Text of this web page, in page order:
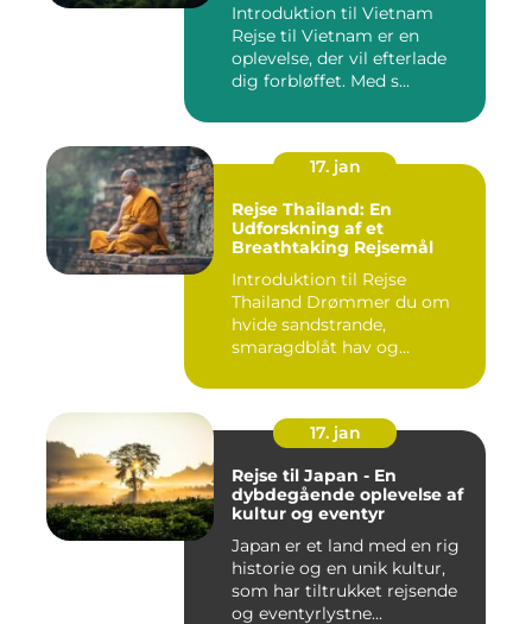
Introduktion til Vietnam
Rejse til Vietnam er en
oplevelse, der vil efterlade
dig forbløffet. Med s...
17. jan
Rejse Thailand: En
Udforskning af et
Breathtaking Rejsemål
Introduktion til Rejse
Thailand Drømmer du om
hvide sandstrande,
smaragdblåt hav og
17. jan
Rejse til Japan - En
dybdegående oplevelse af
kultur og eventyr
Japan er et land med en rig
historie og en unik kultur,
som har tiltrukket rejsende
og eventyrlystne...